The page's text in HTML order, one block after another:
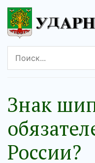
Знак
России?